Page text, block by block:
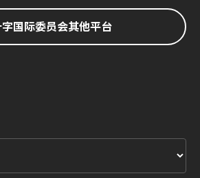
国际委员会其他平台